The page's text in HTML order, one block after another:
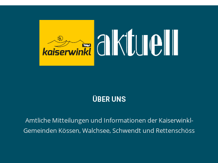
ÜBER UNS
Amtliche Mitteilungen und Informationen der Kaiserwinkl-
Gemeinden Kössen, Walchsee, Schwendt und Rettenschöss